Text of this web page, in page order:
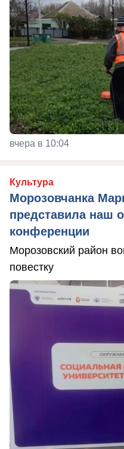
вчера в 10:04
Культура
Морозовчанка
представила наш
конференции
Морозовский район
повестку